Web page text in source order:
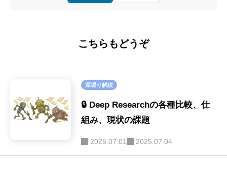
ハルシネーション (16)
セキュリティ (16)
音声 (9)
LLM-as-a-Judge (9)
こちらもどうぞ
深堀り解説
🔒 Deep Researchの各種比較、仕
組み、現状の課題
2025.07.01 2025.07.04